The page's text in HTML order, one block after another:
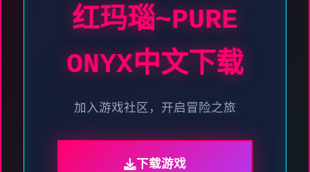
红玛瑙~PURE
ONYX中文下载
加入游戏社区，开启冒险之旅
下载游戏